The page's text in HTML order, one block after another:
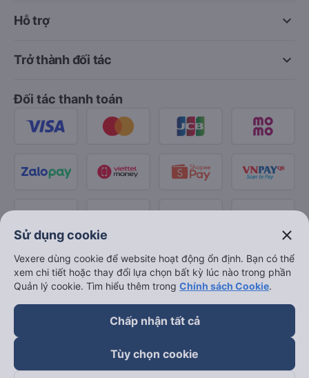
keyboard_arrow_down
Hỗ trợ
keyboard_arrow_down
Trở thành đối tác
Đối tác thanh toán
Sử dụng cookie close
Vexere dùng cookie để website hoạt động ổn định. Bạn có thể
xem chi tiết hoặc thay đổi lựa chọn bất kỳ lúc nào trong phần
Quản lý cookie. Tìm hiểu thêm trong Chính sách Cookie.
Chấp nhận tất cả
Tùy chọn cookie